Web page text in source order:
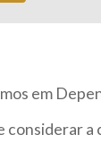
em
considerar a